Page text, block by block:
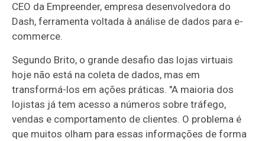
CEO da Empreender, empresa desenvolvedora do
Dash, ferramenta voltada à análise de dados para e-
commerce.
Segundo Brito, o grande desafio das lojas virtuais
hoje não está na coleta de dados, mas em
transformá-los em ações práticas. "A maioria dos
lojistas já tem acesso a números sobre tráfego,
vendas e comportamento de clientes. O problema é
que muitos olham para essas informações de forma